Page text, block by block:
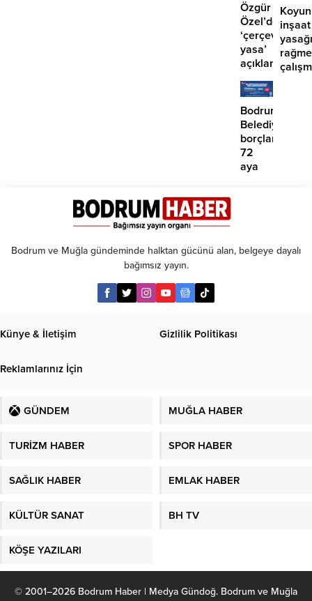
Özgür
Özel’den
‘çerçeve
yasa’
açıklaması:
‘İmza
atma
çabamız
yok’
inşaat
Bodrum
borçlara
72
aya
Bodrum ve Muğla gündeminde halktan gücünü alan, belgeye dayalı
bağımsız yayın.
Künye & İletişim Gizlilik Politikası
Reklamlarınız İçin
GÜNDEM MUĞLA HABER
TURİZM HABER SPOR HABER
SAĞLIK HABER EMLAK HABER
KÜLTÜR SANAT BH TV
KÖŞE YAZILARI
© 2001–2026 Bodrum Haber | Medya Gündoğ. Bodrum ve Muğla